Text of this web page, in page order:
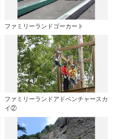
ファミリーランドゴーカート
ファミリーランドアドベンチャースカ
イ②